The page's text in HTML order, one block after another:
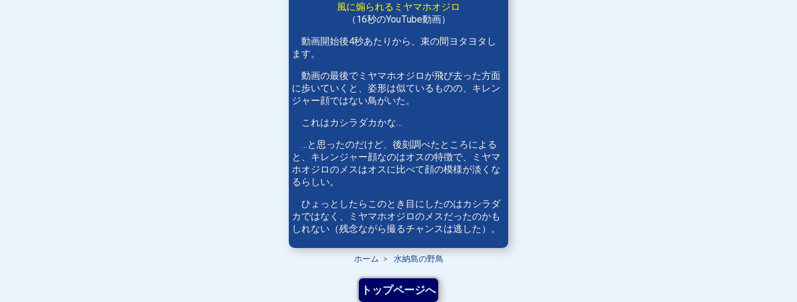
風に煽られるミヤマホオジロ
（16秒のYouTube動画）
動画開始後4秒あたりから、束の間ヨタヨタし
ます。
動画の最後でミヤマホオジロが飛び去った方面
に歩いていくと、姿形は似ているものの、キレン
ジャー顔ではない鳥がいた。
これはカシラダカかな…
…と思ったのだけど、後刻調べたところによる
と、キレンジャー顔なのはオスの特徴で、ミヤマ
ホオジロのメスはオスに比べて顔の模様が淡くな
るらしい。
ひょっとしたらこのとき目にしたのはカシラダ
カではなく、ミヤマホオジロのメスだったのかも
しれない（残念ながら撮るチャンスは逃した）。
ホーム 水納島の野鳥
トップページへ